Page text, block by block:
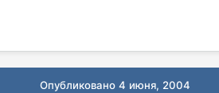
Опубликовано4 июня, 2004